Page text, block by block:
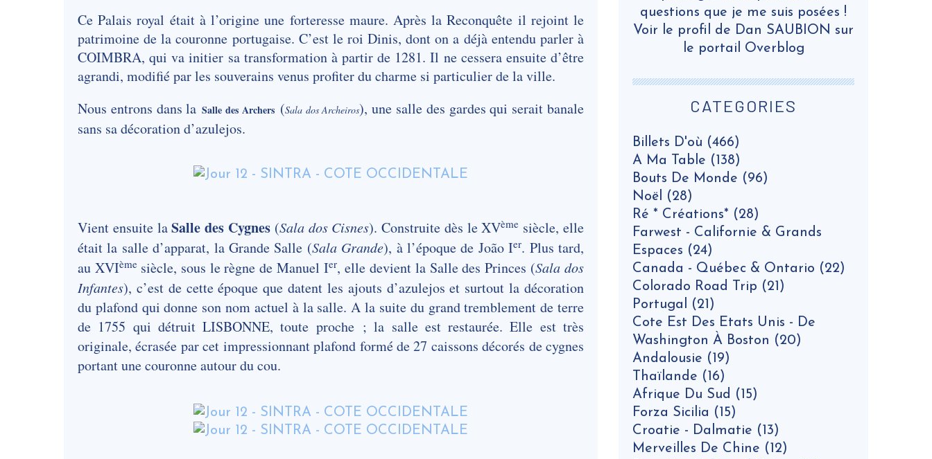
Ce Palais royal était à l’origine une forteresse maure. Après la Reconquête il rejoint le
patrimoine de la couronne portugaise. C’est le roi Dinis, dont on a déjà entendu parler à
COIMBRA, qui va initier sa transformation à partir de 1281. Il ne cessera ensuite d’être
agrandi, modifié par les souverains venus profiter du charme si particulier de la ville.
Nous entrons dans laSalle des Archers(Sala dos Archeiros), une salle des gardes qui serait banale
sans sa décoration d’azulejos.
Vient ensuite laSalle des Cygnes(Sala dos Cisnes). Construite dès le XVème siècle, elle
était la salle d’apparat, la Grande Salle (Sala Grande), à l’époque de João Ier. Plus tard,
au XVIème siècle, sous le règne de Manuel Ier, elle devient la Salle des Princes (Sala dos
Infantes), c’est de cette époque que datent les ajouts d’azulejos et surtout la décoration
du plafond qui donne son nom actuel à la salle. A la suite du grand tremblement de terre
de 1755 qui détruit LISBONNE, toute proche ; la salle est restaurée. Elle est très
originale, écrasée par cet impressionnant plafond formé de 27 caissons décorés de cygnes
portant une couronne autour du cou.
CATEGORIES
Billets D'où (466)
A Ma Table (138)
Bouts De Monde (96)
Noël (28)
Ré * Créations* (28)
Farwest - Californie & Grands
Espaces (24)
Canada - Québec & Ontario (22)
Colorado Road Trip (21)
Portugal (21)
Cote Est Des Etats Unis - De
Washington À Boston (20)
Andalousie (19)
Thaïlande (16)
Afrique Du Sud (15)
Forza Sicilia (15)
Croatie - Dalmatie (13)
Merveilles De Chine (12)
questions que je me suis posées !
Voir le profil de Dan SAUBION sur
le portail Overblog